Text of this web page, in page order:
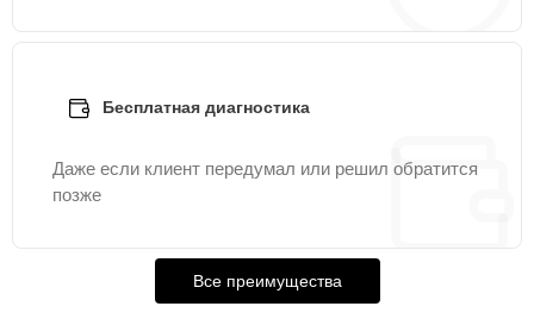
Бесплатная диагностика
Даже если клиент передумал или решил обратится
позже
Все преимущества